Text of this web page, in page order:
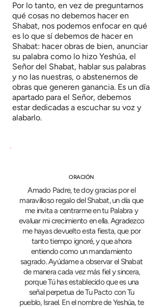
Por lo tanto, en vez de preguntarnos
qué cosas no debemos hacer en
Shabat, nos podemos enfocar en qué
es lo que sí debemos de hacer en
Shabat: hacer obras de bien, anunciar
su palabra como lo hizo Yeshúa, el
Señor del Shabat, hablar sus palabras
y no las nuestras, o abstenernos de
obras que generen ganancia. Es un día
apartado para el Señor, debemos
estar dedicadas a escuchar su voz y
alabarlo.
ORACIÓN
Amado Padre, te doy gracias por el
maravilloso regalo del Shabat, un día que
me invita a centrarme en tu Palabra y
evaluar mi crecimiento en ella. Agradezco
me hayas devuelto esta fiesta, que por
tanto tiempo ignoré, y que ahora
entiendo como un mandamiento
sagrado. Ayúdame a observar el Shabat
de manera cada vez más fiel y sincera,
porque Tú has establecido que es una
señal perpetua de Tu Pacto con Tu
pueblo, Israel. En el nombre de Yeshúa, te